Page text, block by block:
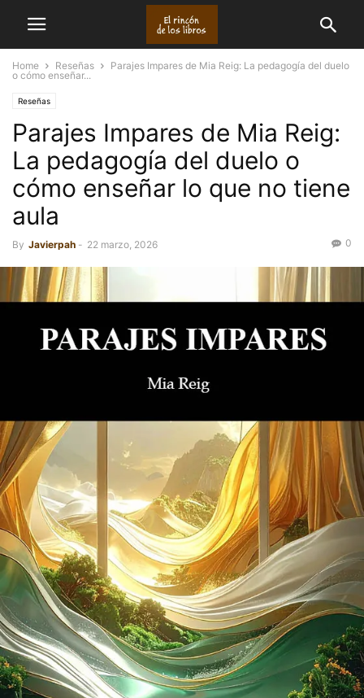
Home Reseñas
Parajes Impares de Mia Reig: La pedagogía del duelo
o cómo enseñar...
Reseñas
Parajes Impares de Mia Reig:
La pedagogía del duelo o
cómo enseñar lo que no tiene
aula
By Javierpah - 22 marzo, 2026 0